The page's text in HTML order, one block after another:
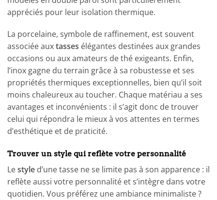
appréciés pour leur isolation thermique.
La porcelaine, symbole de raffinement, est souvent
associée auxtasses élégantes destinées aux grandes
occasions ou aux amateurs de thé exigeants. Enfin,
l’inox gagne du terrain grâce à sa robustesse et ses
propriétés thermiques exceptionnelles, bien qu’il soit
moins chaleureux au toucher. Chaque matériau a ses
avantages et inconvénients : il s’agit donc de trouver
celui qui répondra le mieux à vos attentes en termes
d’esthétique et de praticité.
Trouver un style qui reflète votre personnalité
Lestyle d’une tasse ne se limite pas à son apparence : il
reflète aussi votre personnalité et s’intègre dans votre
quotidien. Vous préférez une ambiance minimaliste ?